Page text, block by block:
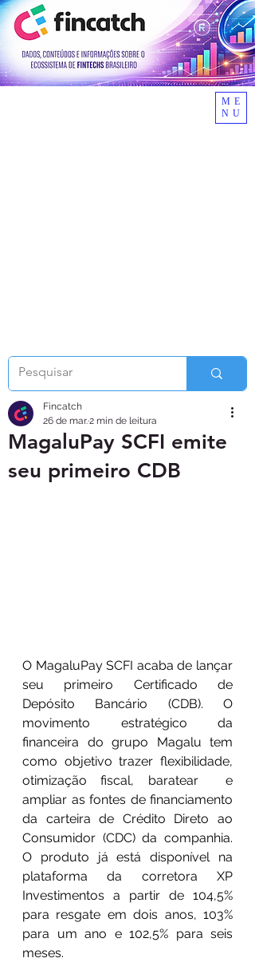
ME
NU
MagaluPay SCFI emite
seu primeiro CDB
Fincatch
26 de mar.2 min de leitura
O MagaluPay SCFI acaba de lançar
seu primeiro Certificado de
Depósito Bancário (CDB). O
movimento estratégico da
financeira do grupo Magalu tem
como objetivo trazer flexibilidade,
otimização fiscal, baratear  e
ampliar as fontes de financiamento
da carteira de Crédito Direto ao
Consumidor (CDC) da companhia.
O produto já está disponível na
plataforma da corretora XP
Investimentos a partir de 104,5%
para resgate em dois anos, 103%
para um ano e 102,5% para seis
meses.